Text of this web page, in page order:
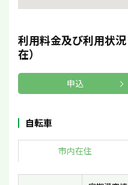
利用料金及び利用状
在）
申込
自転車
市内在住